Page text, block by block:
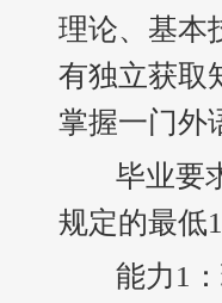
理论、基本
有独立获取
掌握一门外
毕业要求
规定的最低
能力1：